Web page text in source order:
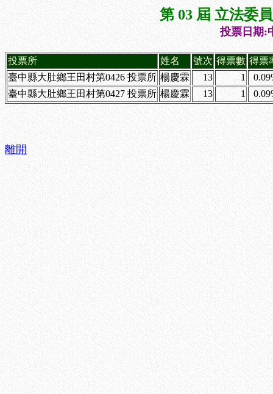
第 03 屆 立法委
投票日期:
投票所 姓名 號次 得票數 得票
臺中縣大肚鄉王田村第0426 投票所 楊慶霖 13 1
臺中縣大肚鄉王田村第0427 投票所 楊慶霖 13 1
離開